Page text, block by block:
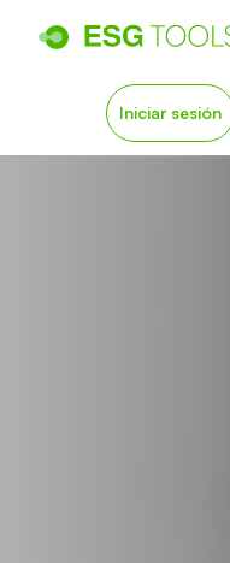
Iniciar sesión